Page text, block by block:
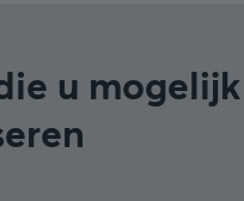
u mogelijk